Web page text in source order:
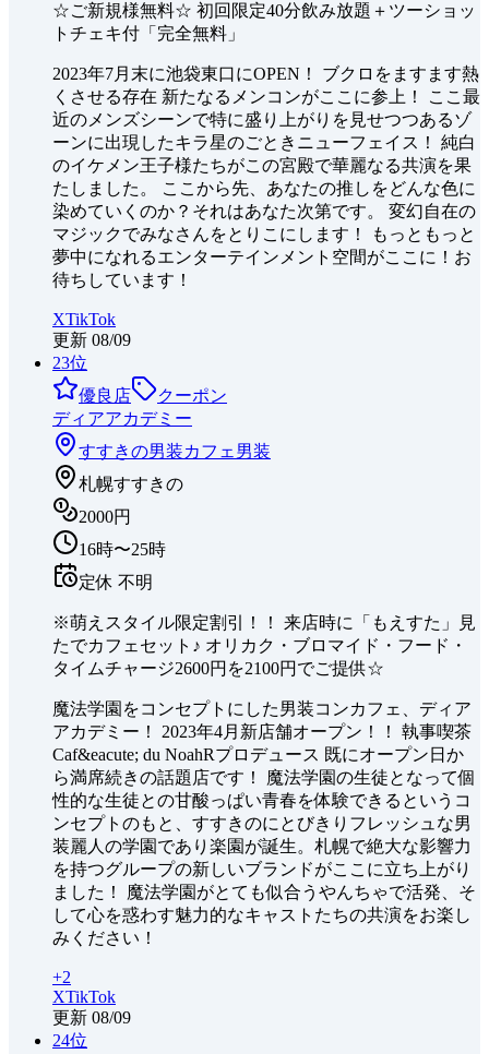
☆ご新規様無料☆ 初回限定40分飲み放題＋ツーショッ
トチェキ付「完全無料」
2023年7月末に池袋東口にOPEN！ ブクロをますます熱
くさせる存在 新たなるメンコンがここに参上！ ここ最
近のメンズシーンで特に盛り上がりを見せつつあるゾ
ーンに出現したキラ星のごときニューフェイス！ 純白
のイケメン王子様たちがこの宮殿で華麗なる共演を果
たしました。 ここから先、あなたの推しをどんな色に
染めていくのか？それはあなた次第です。 変幻自在の
マジックでみなさんをとりこにします！ もっともっと
夢中になれるエンターテインメント空間がここに！お
待ちしています！
XTikTok
更新 08/09
23位
優良店
クーポン
ディアアカデミー
すすきの男装カフェ 男装
札幌すすきの
2000円
16時〜25時
定休 不明
※萌えスタイル限定割引！！ 来店時に「もえすた」見
たでカフェセット♪ オリカク・ブロマイド・フード・
タイムチャージ2600円を2100円でご提供☆
魔法学園をコンセプトにした男装コンカフェ、ディア
アカデミー！ 2023年4月新店舗オープン！！ 執事喫茶
Caf&eacute; du NoahRプロデュース 既にオープン日か
ら満席続きの話題店です！ 魔法学園の生徒となって個
性的な生徒との甘酸っぱい青春を体験できるというコ
ンセプトのもと、すすきのにとびきりフレッシュな男
装麗人の学園であり楽園が誕生。札幌で絶大な影響力
を持つグループの新しいブランドがここに立ち上がり
ました！ 魔法学園がとても似合うやんちゃで活発、そ
して心を惑わす魅力的なキャストたちの共演をお楽し
みください！
+2
XTikTok
更新 08/09
24位